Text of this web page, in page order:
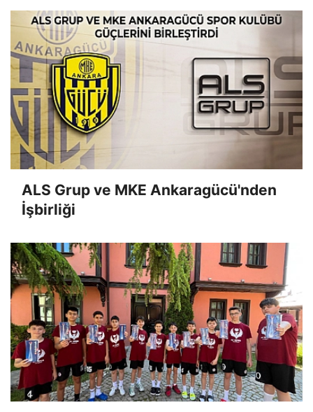
ALS Grup ve MKE Ankaragücü'nden
İşbirliği